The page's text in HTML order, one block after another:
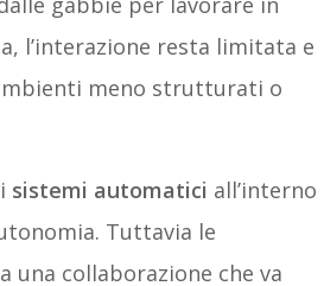
l’interazione resta limitata e
meno strutturati o
sistemi automatici all’interno
Tuttavia le
una collaborazione che va